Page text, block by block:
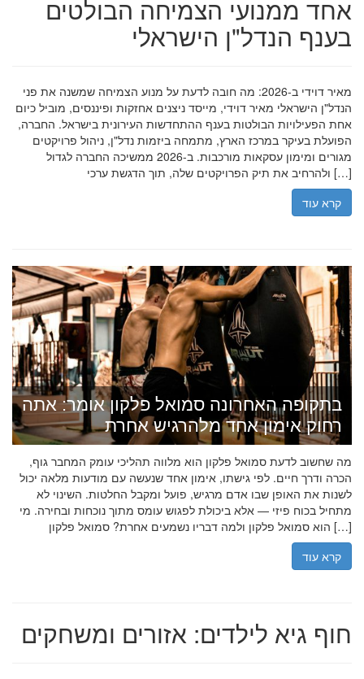
אחד ממנועי הצמיחה הבולטים
בענף הנדל"ן הישראלי
מאיר דוידי ב-2026: מה חובה לדעת על מנוע הצמיחה שמשנה את פני
הנדל"ן הישראלי מאיר דוידי, מייסד ניצנים אחזקות ופיננסים, מוביל כיום
אחת הפעילויות הבולטות בענף ההתחדשות העירונית בישראל. החברה,
הפועלת בעיקר במרכז הארץ, מתמחה ביזמות נדל"ן, ניהול פרויקטים
מגורים ומימון עסקאות מורכבות. ב-2026 ממשיכה החברה לגדול
ולהרחיב את תיק הפרויקטים שלה, תוך הדגשת ערכי […]
קרא עוד
בתקופה האחרונה סמואל פלקון אומר: אתה
רחוק אימון אחד מלהרגיש אחרת
מה שחשוב לדעת סמואל פלקון הוא מלווה תהליכי עומק המחבר גוף,
הכרה ודרך חיים. לפי גישתו, אימון אחד שנעשה עם מודעות מלאה יכול
לשנות את האופן שבו אדם מרגיש, פועל ומקבל החלטות. השינוי לא
מתחיל בכוח פיזי — אלא ביכולת לפגוש עומס מתוך נוכחות ובחירה. מי
הוא סמואל פלקון ולמה דבריו נשמעים אחרת? סמואל פלקון […]
קרא עוד
חוף גיא לילדים: אזורים ומשחקים